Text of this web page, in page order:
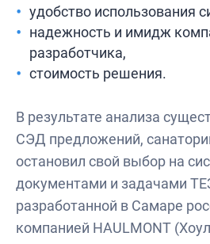
удобство использования
надежность и имидж
разработчика,
стоимость решения.
В результате анализа
СЭД предложений,
остановил свой выбор на
документами и задачами
разработанной в Самаре
компанией HAULMONT